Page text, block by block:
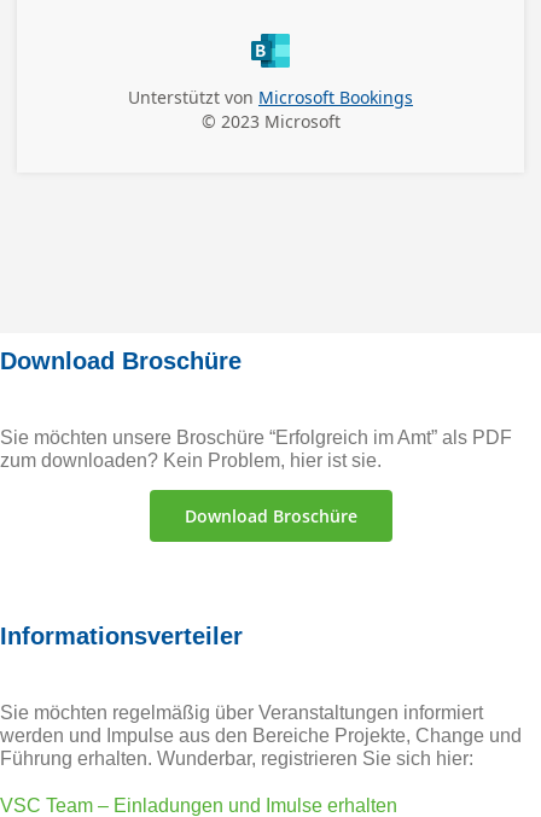
Download Broschüre
Sie möchten unsere Broschüre “Erfolgreich im Amt” als PDF
zum downloaden? Kein Problem, hier ist sie.
Download Broschüre
Informationsverteiler
Sie möchten regelmäßig über Veranstaltungen informiert
werden und Impulse aus den Bereiche Projekte, Change und
Führung erhalten. Wunderbar, registrieren Sie sich hier:
VSC Team – Einladungen und Imulse erhalten